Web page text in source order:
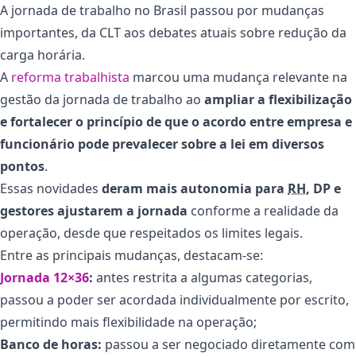
A jornada de trabalho no Brasil passou por mudanças
importantes, da CLT aos debates atuais sobre redução da
carga horária.
A reforma trabalhista marcou uma mudança relevante na
gestão da jornada de trabalho ao ampliar a flexibilização
e fortalecer o princípio de que o acordo entre empresa e
funcionário pode prevalecer sobre a lei em diversos
pontos.
Essas novidades deram mais autonomia para RH, DP e
gestores ajustarem a jornada conforme a realidade da
operação, desde que respeitados os limites legais.
Entre as principais mudanças, destacam-se:
Jornada 12×36: antes restrita a algumas categorias,
passou a poder ser acordada individualmente por escrito,
permitindo mais flexibilidade na operação;
Banco de horas: passou a ser negociado diretamente com